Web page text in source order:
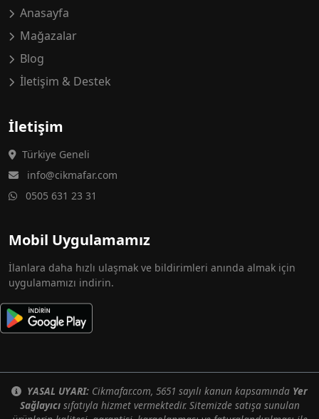
Anasayfa
Mağazalar
Blog
İletişim & Destek
İletişim
Türkiye Geneli
info@cikmafar.com
0505 631 23 31
Mobil Uygulamamız
İlanlara daha hızlı ulaşmak ve bildirimleri anında almak için
uygulamamızı indirin.
YASAL UYARI: Cikmafar.com, 5651 sayılı kanun kapsamında Yer
Sağlayıcısıfatıyla hizmet vermektedir. Sitemizde satışa sunulan